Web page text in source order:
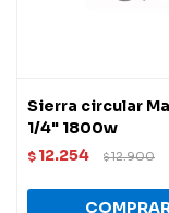
Sierra circular
1/4" 1800w
$ 12.254 $12.900